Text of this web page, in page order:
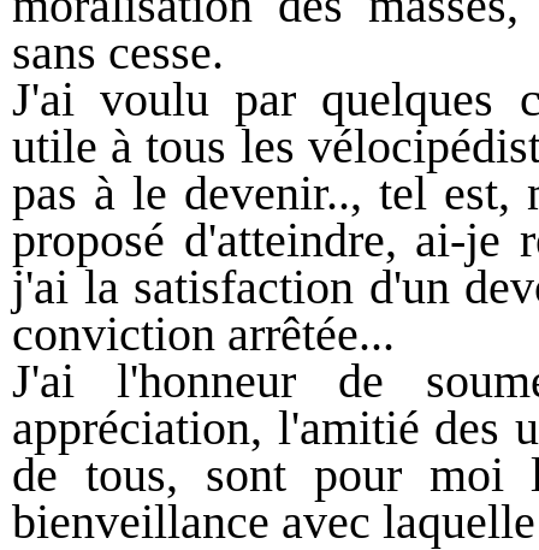
sans cesse.
J'ai voulu par quelques
utile à tous les
pas à le devenir.., tel est,
proposé d'atteindre, ai-je
j'ai la satisfaction d'un
conviction arrêtée...
J'ai l'honneur de
appréciation, l'amitié des
de tous, sont pour moi
bienveillance avec